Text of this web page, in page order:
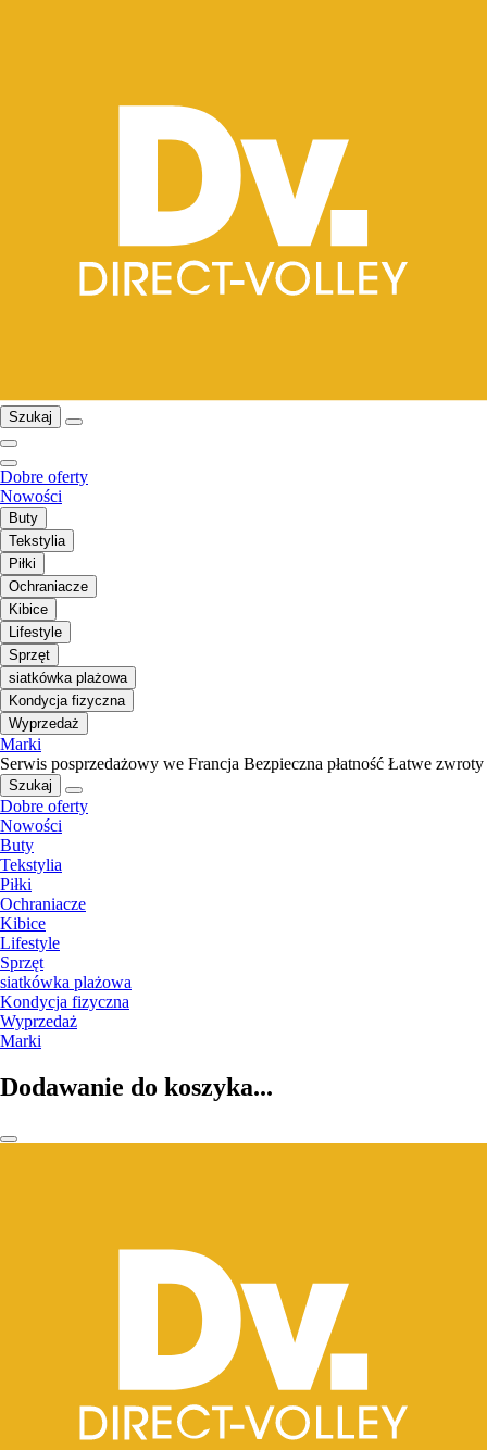
Szukaj
Dobre oferty
Nowości
Buty
Tekstylia
Piłki
Ochraniacze
Kibice
Lifestyle
Sprzęt
siatkówka plażowa
Kondycja fizyczna
Wyprzedaż
Marki
Serwis posprzedażowy we Francja Bezpieczna płatność Łatwe zwroty
Szukaj
Dobre oferty
Nowości
Buty
Tekstylia
Piłki
Ochraniacze
Kibice
Lifestyle
Sprzęt
siatkówka plażowa
Kondycja fizyczna
Wyprzedaż
Marki
Dodawanie do koszyka...